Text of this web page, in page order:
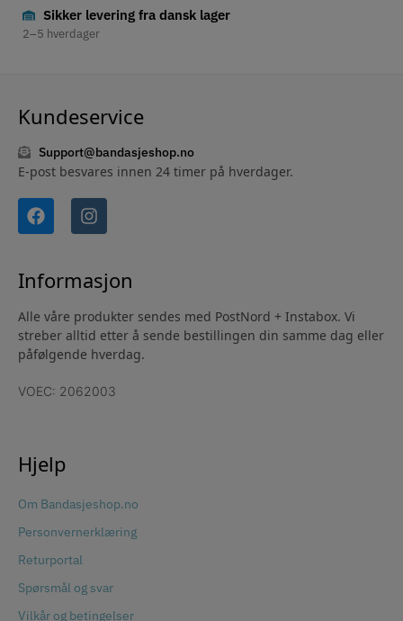
Sikker levering fra dansk lager
2–5 hverdager
Kundeservice
Support@bandasjeshop.no
E-post besvares innen 24 timer på hverdager.
Informasjon
Alle våre produkter sendes med PostNord + Instabox. Vi
streber alltid etter å sende bestillingen din samme dag eller
påfølgende hverdag.
VOEC: 2062003
Hjelp
Om Bandasjeshop.no
Personvernerklæring
Returportal
Spørsmål og svar
Vilkår og betingelser